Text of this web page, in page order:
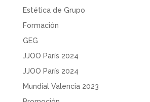
Estética de Grupo
Formación
GEG
JJOO París 2024
JJOO París 2024
Mundial Valencia 2023